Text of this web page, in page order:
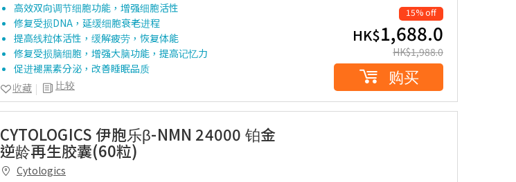
高效双向调节细胞功能，增强细胞活性
修复受损DNA，延缓细胞衰老进程
提高线粒体活性，缓解疲劳，恢复体能
修复受损脑细胞，增强大脑功能，提高记忆力
促进褪黑素分泌，改善睡眠品质
比较
收藏
15% off
HK$1,688.0
HK$1,988.0
购买
CYTOLOGICS 伊胞乐β-NMN 24000 铂金
逆龄再生胶囊(60粒)
Cytologics